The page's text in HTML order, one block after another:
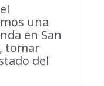
una
en San
tomar
del